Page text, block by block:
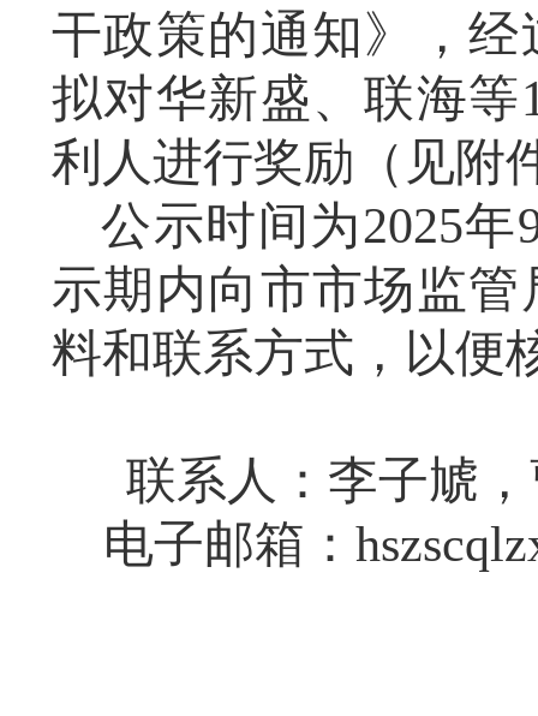
干政策的通知》，经
拟对华新盛、联海
利人进行奖励 （见附
公示时间为2025年
示期内向市市场监
料和联系方式，以便
联系人：李子虓
电子邮箱：